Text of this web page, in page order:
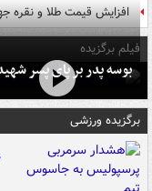
افزایش قیمت طلا و نقره
فیلم برگزیده
بوسه‌ پدر بر پای پسر
برگزیده ورزشی